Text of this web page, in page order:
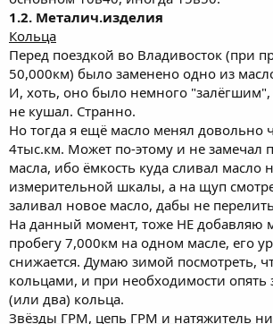
1.2. Металич.изделия
Кольца
Перед поездкой во Владивосток (при
50,000км) было заменено одно из
И, хоть, оно было немного "залёгшим",
не кушал. Странно.
Но тогда я ещё масло менял довольно
4тыс.км. Может по-этому и не замечал
масла, ибо ёмкость куда сливал масло
измерительной шкалы, а на щуп
заливал новое масло, дабы не
На данный момент, тоже НЕ добавляю
пробегу 7,000км на одном масле, его
снижается. Думаю зимой посмотреть,
кольцами, и при необходимости опять
(или два) кольца.
Звёзды ГРМ, цепь ГРМ и натяжитель